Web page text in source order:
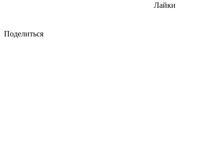
Лайки
Поделиться